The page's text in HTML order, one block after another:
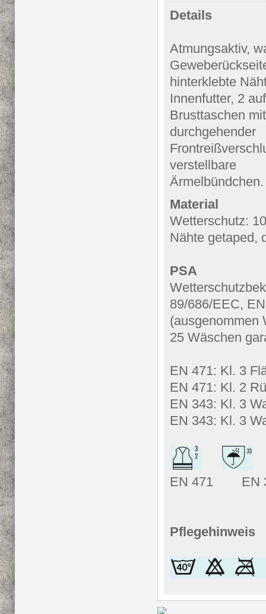
Details
Atmungsaktiv,
hinterklebte
Innenfutter, 2
Brusttaschen
durchgehender
verstellbare
Ärmelbündchen.
Material
Wetterschutz:
Nähte getaped,
PSA
89/686/EEC,
(ausgenommen
25 Wäschen
EN 471: Kl. 3
EN 471: Kl. 2
EN 343: Kl. 3
EN 343: Kl. 3
EN 471 EN
Pflegehinweis